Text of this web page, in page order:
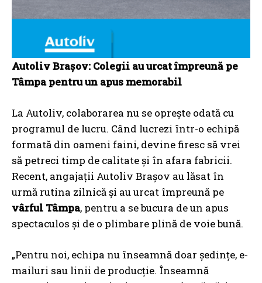
Autoliv Brașov: Colegii au urcat împreună pe
Tâmpa pentru un apus memorabil
La Autoliv, colaborarea nu se oprește odată cu
programul de lucru. Când lucrezi într-o echipă
formată din oameni faini, devine firesc să vrei
să petreci timp de calitate și în afara fabricii.
Recent, angajații Autoliv Brașov au lăsat în
urmă rutina zilnică și au urcat împreună pe
vârful Tâmpa, pentru a se bucura de un apus
spectaculos și de o plimbare plină de voie bună.
„Pentru noi, echipa nu înseamnă doar ședințe, e-
mailuri sau linii de producție. Înseamnă